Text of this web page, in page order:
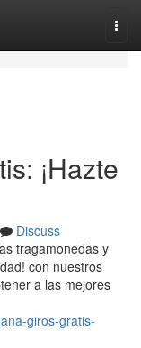
¡Hazte
Discuss
tragamonedas y
con nuestros
a las mejores
giros-gratis-